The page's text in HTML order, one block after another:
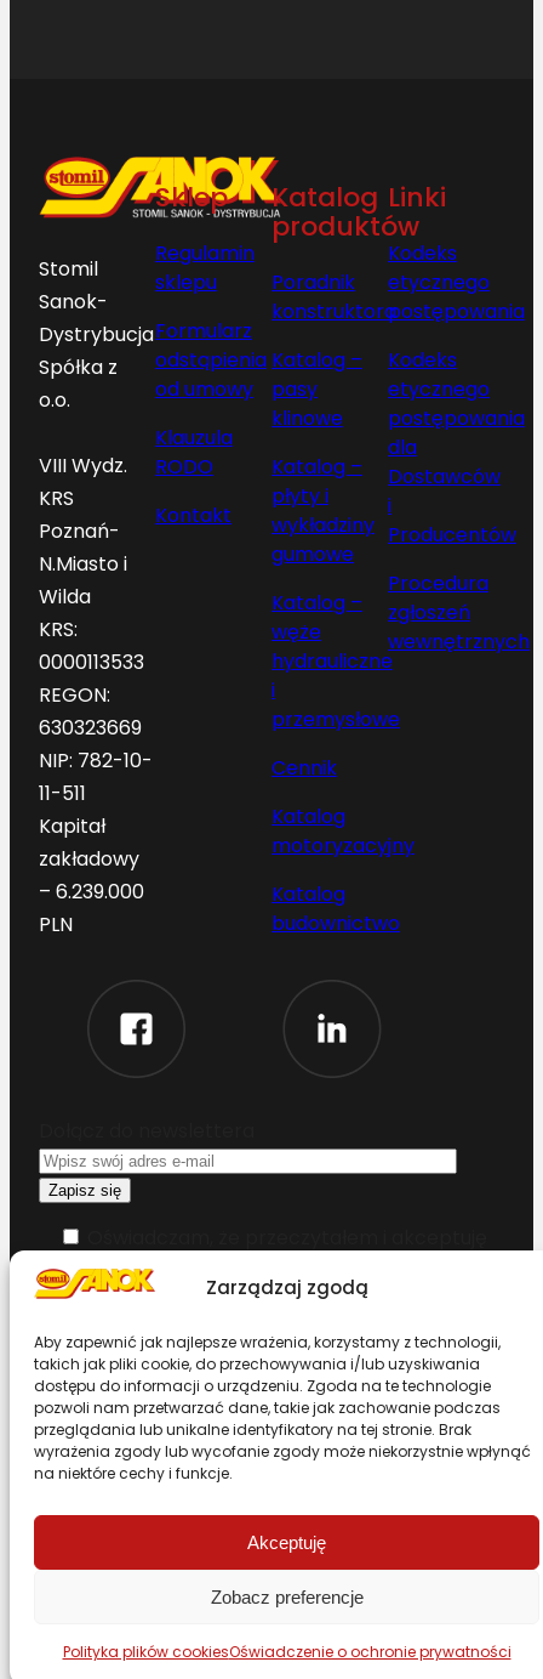
Zarządzaj zgodą
Aby zapewnić jak najlepsze wrażenia, korzystamy z technologii,
takich jak pliki cookie, do przechowywania i/lub uzyskiwania
dostępu do informacji o urządzeniu. Zgoda na te technologie
pozwoli nam przetwarzać dane, takie jak zachowanie podczas
przeglądania lub unikalne identyfikatory na tej stronie. Brak
wyrażenia zgody lub wycofanie zgody może niekorzystnie wpłynąć
na niektóre cechy i funkcje.
Akceptuję
Zobacz preferencje
Polityka plików cookiesOświadczenie o ochronie prywatności
Stomil
Sanok-
Dystrybucja
Spółka z
o.o.
VIII Wydz.
KRS
Poznań-
N.Miasto i
Wilda
KRS:
0000113533
REGON:
630323669
NIP: 782-10-
11-511
Kapitał
zakładowy
– 6.239.000
PLN
Sklep
Regulamin
sklepu
Formularz
odstąpienia
od umowy
Klauzula
RODO
Kontakt
Katalog
produktów
Poradnik
konstruktora
Katalog –
pasy
klinowe
Katalog –
płyty i
wykładziny
gumowe
Katalog –
węże
hydrauliczne
i
przemysłowe
Cennik
Katalog
motoryzacyjny
Katalog
budownictwo
Linki
Kodeks
etycznego
postępowania
Kodeks
etycznego
postępowania
dla
Dostawców
i
Producentów
Procedura
zgłoszeń
wewnętrznych
warunki korzystania z serwisu
Design & Code by Foxstudio.eu
Przewiń stronę do góry